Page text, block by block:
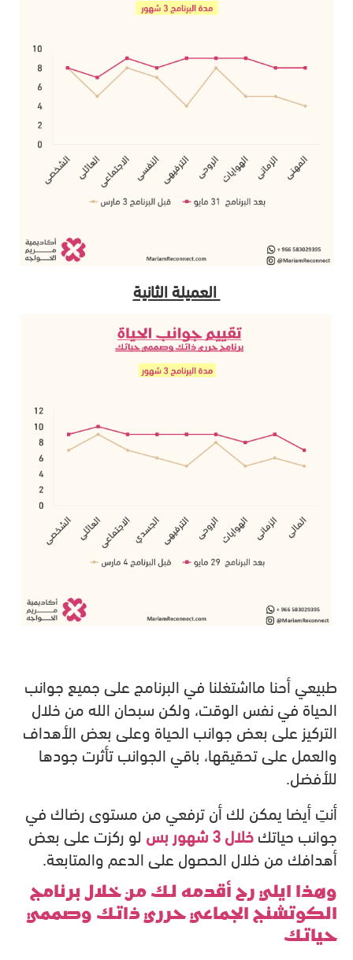
العميلة الثانية
طبيعي أحنا مااشتغلنا في البرنامج على جميع جوانب
الحياة في نفس الوقت، ولكن سبحان الله من خلال
التركيز على بعض جوانب الحياة وعلى بعض الأهداف
والعمل على تحقيقها، باقي الجوانب تأثرت جودها
للأفضل.
أنتِ أيضا يمكن لك أن ترفعي من مستوى رضاك في
جوانب حياتكخلال 3 شهور بس لو ركزت على بعض
أهدافك من خلال الحصول على الدعم والمتابعة.
وهذا ايلي رح أقدمه لك من خلال برنامج
الكوتشنج الجماعي حرري ذاتك وصممي
حياتك